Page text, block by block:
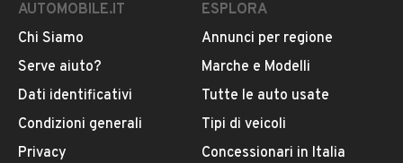
AUTOMOBILE.IT
Chi Siamo
Serve aiuto?
Dati identificativi
Condizioni generali
Privacy
ESPLORA
Annunci per regione
Marche e Modelli
Tutte le auto usate
Tipi di veicoli
Concessionari in Italia